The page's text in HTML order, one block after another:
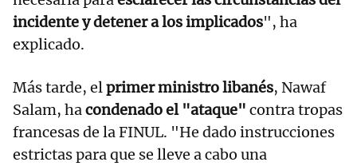
incidente y detener a los implicados", ha
explicado.
Más tarde, elprimer ministro libanés, Nawaf
Salam, hacondenado el "ataque" contra tropas
francesas de la FINUL. "He dado instrucciones
estrictas para que se lleve a cabo una